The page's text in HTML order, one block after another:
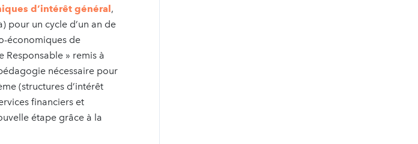
d’intérêt général,
pour un cycle d’un an de
économiques de
Responsable » remis à
nécessaire pour
(structures d’intérêt
financiers et
étape grâce à la